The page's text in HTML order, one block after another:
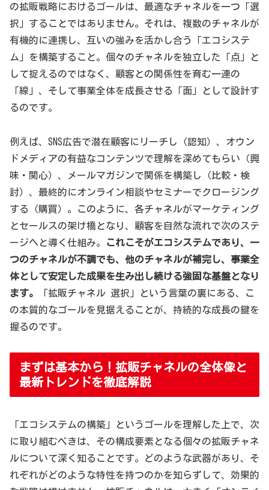
の拡販戦略におけるゴールは、最適なチャネルを一つ「選
択」することではありません。それは、複数のチャネルが
有機的に連携し、互いの強みを活かし合う「エコシステ
ム」を構築すること。個々のチャネルを独立した「点」と
して捉えるのではなく、顧客との関係性を育む一連の
「線」、そして事業全体を成長させる「面」として設計す
るのです。
例えば、SNS広告で潜在顧客にリーチし（認知）、オウン
ドメディアの有益なコンテンツで理解を深めてもらい（興
味・関心）、メールマガジンで関係を構築し（比較・検
討）、最終的にオンライン相談やセミナーでクロージング
する（購買）。このように、各チャネルがマーケティング
とセールスの架け橋となり、顧客を自然な流れで次のステ
ージへと導く仕組み。
これこそがエコシステムであり、一
つのチャネルが不調でも、他のチャネルが補完し、事業全
体として安定した成果を生み出し続ける強固な基盤となり
ます。
「拡販チャネル 選択」という言葉の裏にある、こ
の本質的なゴールを見据えることが、持続的な成長の鍵を
握るのです。
まずは基本から！拡販チャネルの全体像と
最新トレンドを徹底解説
「エコシステムの構築」というゴールを理解した上で、次
に取り組むべきは、その構成要素となる個々の拡販チャネ
ルについて深く知ることです。どのような武器があり、そ
れぞれがどのような特性を持つのかを知らずして、効果的